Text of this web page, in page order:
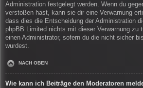
Administration festgelegt werden. Wenn du
verstoßen hast, kann sie dir eine Verwarnung
dass dies die Entscheidung der Administration
phpBB Limited nichts mit dieser Verwarnung zu
einen Administrator, sofern du die nicht sicher
wurdest.
NACH OBEN
Wie kann ich Beiträge den Moderatoren